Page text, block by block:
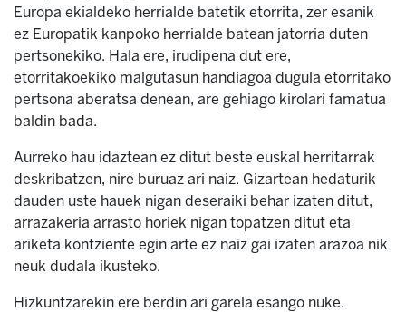
Europa ekialdeko herrialde batetik etorrita, zer esanik
ez Europatik kanpoko herrialde batean jatorria duten
pertsonekiko. Hala ere, irudipena dut ere,
etorritakoekiko malgutasun handiagoa dugula etorritako
pertsona aberatsa denean, are gehiago kirolari famatua
baldin bada.
Aurreko hau idaztean ez ditut beste euskal herritarrak
deskribatzen, nire buruaz ari naiz. Gizartean hedaturik
dauden uste hauek nigan deseraiki behar izaten ditut,
arrazakeria arrasto horiek nigan topatzen ditut eta
ariketa kontziente egin arte ez naiz gai izaten arazoa nik
neuk dudala ikusteko.
Hizkuntzarekin ere berdin ari garela esango nuke.